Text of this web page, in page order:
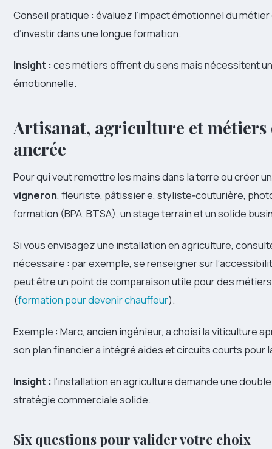
Conseil pratique : évaluez l’impact émotionnel du
d’investir dans une longue formation.
Insight : ces métiers offrent du sens mais nécessitent
émotionnelle.
Artisanat, agriculture et
ancrée
Pour qui veut remettre les mains dans la terre ou créer
vigneron, fleuriste, pâtissier·e, styliste‑couturière,
formation (BPA, BTSA), un stage terrain et un solide
Si vous envisagez une installation en agriculture,
nécessaire : par exemple, se renseigner sur
peut être un point de comparaison utile pour des
(formation pour devenir chauffeur).
Exemple : Marc, ancien ingénieur, a choisi la viticulture
son plan financier a intégré aides et circuits courts pour
Insight : l’installation en agriculture demande une
stratégie commerciale solide.
Six questions pour valider votre choix